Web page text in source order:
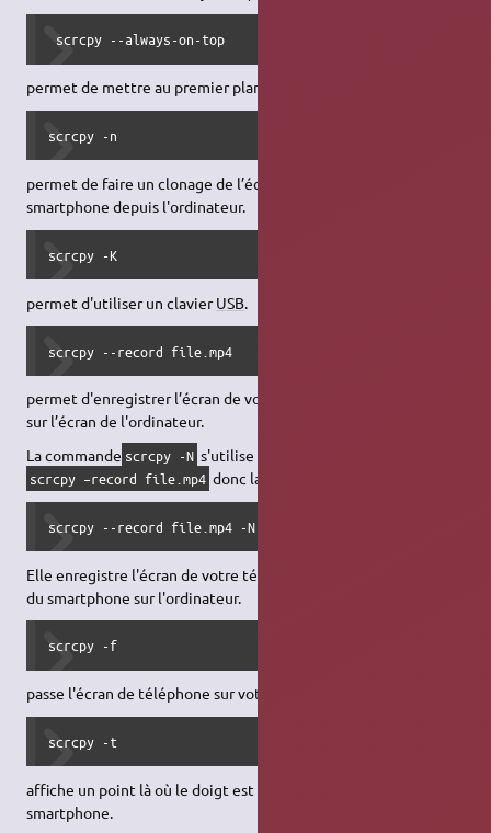
scrcpy --always-on-top
permet de mettre au premier plan la fenêtre.
scrcpy -n
permet de faire un clonage de l’écran sans pouvoir contrôler le
smartphone depuis l'ordinateur.
scrcpy -K
permet d'utiliser un clavierUSB.
scrcpy --record file.mp4
permet d'enregistrer l’écran de votre smartphone en l’affichant
sur l’écran de l'ordinateur.
La commande scrcpy -N s'utilise avec la commande
scrcpy –record file.mp4 donc la commande est :
scrcpy --record file.mp4 -N
Elle enregistre l'écran de votre téléphone sans afficher l’écran
du smartphone sur l'ordinateur.
scrcpy -f
passe l'écran de téléphone sur votre PC en plein écran.
scrcpy -t
affiche un point là où le doigt est posé sur l’écran du
smartphone.